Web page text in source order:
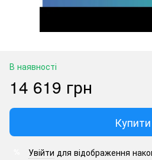
В наявності
14 619 грн
Купити
Увійти для відображення